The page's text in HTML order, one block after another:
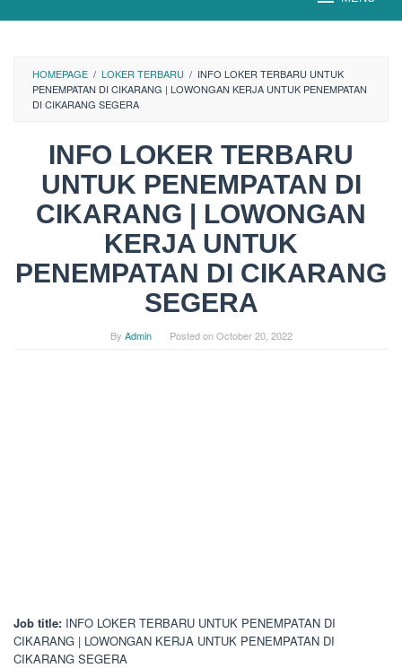
HOMEPAGE / LOKER TERBARU / INFO LOKER TERBARU UNTUK
PENEMPATAN DI CIKARANG | LOWONGAN KERJA UNTUK PENEMPATAN
DI CIKARANG SEGERA
INFO LOKER TERBARU
UNTUK PENEMPATAN DI
CIKARANG | LOWONGAN
KERJA UNTUK
PENEMPATAN DI CIKARANG
SEGERA
By Admin Posted onOctober 20, 2022
Job title: INFO LOKER TERBARU UNTUK PENEMPATAN DI
CIKARANG | LOWONGAN KERJA UNTUK PENEMPATAN DI
CIKARANG SEGERA